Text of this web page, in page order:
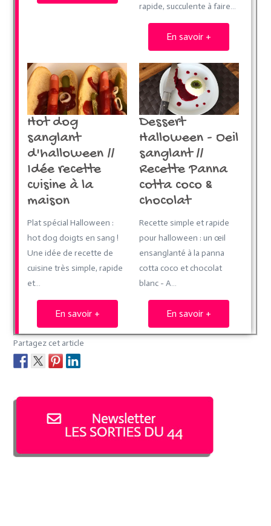
rapide, succulente à faire…
En savoir +
Hot dog
sanglant
d'halloween //
Idée recette
cuisine à la
maison
Plat spécial Halloween :
hot dog doigts en sang !
Une idée de recette de
cuisine très simple, rapide
et…
En savoir +
Dessert
Halloween - Oeil
sanglant //
Recette Panna
cotta coco &
chocolat
Recette simple et rapide
pour halloween : un œil
ensanglanté à la panna
cotta coco et chocolat
blanc - A…
En savoir +
Partagez cet article